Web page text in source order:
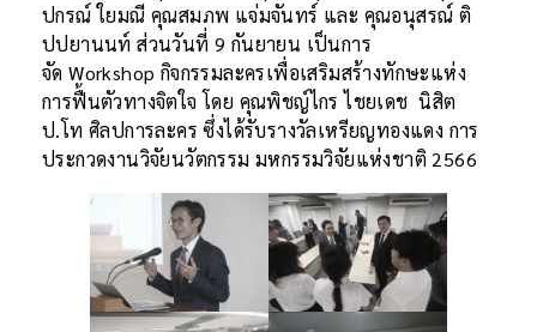
ปกรณ์ ใยมณี คุณสมภพ แจ่มจันทร์ และ คุณอนุสรณ์ ติ
ปปยานนท์ ส่วนวันที่ 9 กันยายน เป็นการ
จัด Workshop กิจกรรมละครเพื่อเสริมสร้างทักษะแห่ง
การฟื้นตัวทางจิตใจ โดย คุณพิชญ์ไกร ไชยเดช นิสิต
ป.โท ศิลปการละคร ซึ่งได้รับรางวัลเหรียญทองแดง การ
ประกวดงานวิจัยนวัตกรรม มหกรรมวิจัยแห่งชาติ 2566